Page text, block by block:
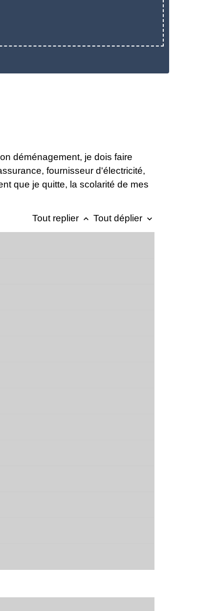
déménagement, je dois faire
fournisseur d'électricité,
que je quitte, la scolarité de mes
Tout replier keyboard_arrow_up Tout déplier keyboard_arrow_down